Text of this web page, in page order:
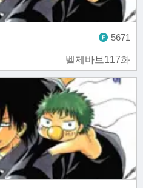
벨제바브117화
5671